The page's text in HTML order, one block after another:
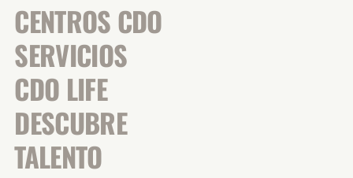
CENTROS CDO
SERVICIOS
CDO LIFE
DESCUBRE
TALENTO